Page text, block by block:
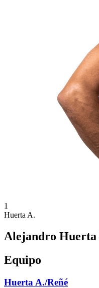
1
Huerta A.
Alejandro Huerta
Equipo
Huerta A./Reñé